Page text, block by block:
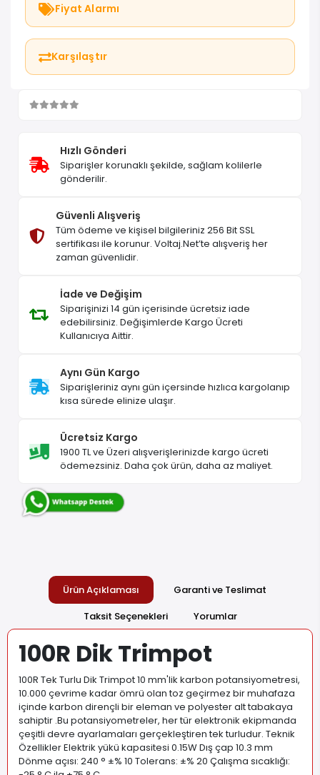
Fiyat Alarmı
Karşılaştır
Hızlı Gönderi
Siparişler korunaklı şekilde, sağlam kolilerle
gönderilir.
Güvenli Alışveriş
Tüm ödeme ve kişisel bilgileriniz 256 Bit SSL
sertifikası ile korunur. Voltaj.Net’te alışveriş her
zaman güvenlidir.
İade ve Değişim
Siparişinizi 14 gün içerisinde ücretsiz iade
edebilirsiniz. Değişimlerde Kargo Ücreti
Kullanıcıya Aittir.
Aynı Gün Kargo
Siparişleriniz aynı gün içersinde hızlıca kargolanıp
kısa sürede elinize ulaşır.
Ücretsiz Kargo
1900 TL ve Üzeri alışverişlerinizde kargo ücreti
ödemezsiniz. Daha çok ürün, daha az maliyet.
Ürün Açıklaması
Garanti ve Teslimat
Taksit Seçenekleri
Yorumlar
100R Dik Trimpot
100R Tek Turlu Dik Trimpot 10 mm'lik karbon potansiyometresi,
10.000 çevrime kadar ömrü olan toz geçirmez bir muhafaza
içinde karbon dirençli bir eleman ve polyester alt tabakaya
sahiptir .Bu potansiyometreler, her tür elektronik ekipmanda
çeşitli devre ayarlamaları gerçekleştiren tek turludur. Teknik
Özellikler Elektrik yükü kapasitesi 0.15W Dış çap 10.3 mm
Dönme açısı: 240 ° ±% 10 Tolerans: ±% 20 Çalışma sıcaklığı: